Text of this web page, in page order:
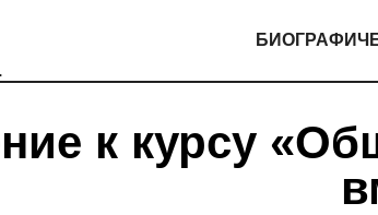
к курсу